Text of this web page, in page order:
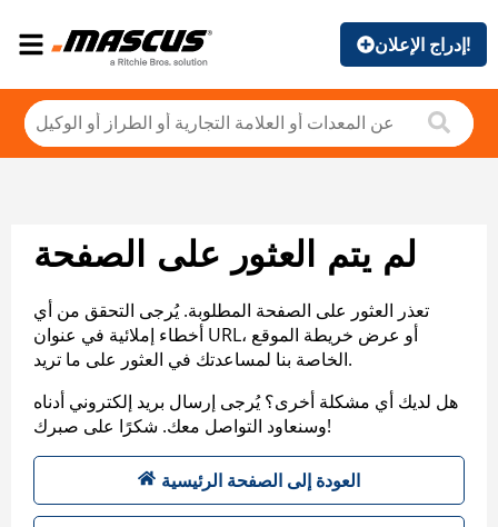
إدراج الإعلان!
لم يتم العثور على الصفحة
تعذر العثور على الصفحة المطلوبة. يُرجى التحقق من أي
أخطاء إملائية في عنوان URL، أو عرض خريطة الموقع
الخاصة بنا لمساعدتك في العثور على ما تريد.
هل لديك أي مشكلة أخرى؟ يُرجى إرسال بريد إلكتروني أدناه
وسنعاود التواصل معك. شكرًا على صبرك!
العودة إلى الصفحة الرئيسية